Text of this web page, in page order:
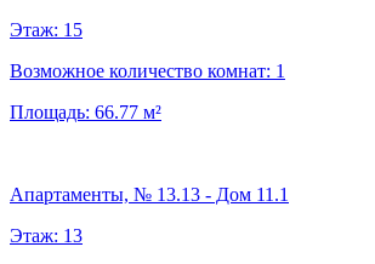
Этаж: 15
Возможное количество комнат: 1
Площадь: 66.77 м²
Апартаменты, № 13.13 - Дом 11.1
Этаж: 13